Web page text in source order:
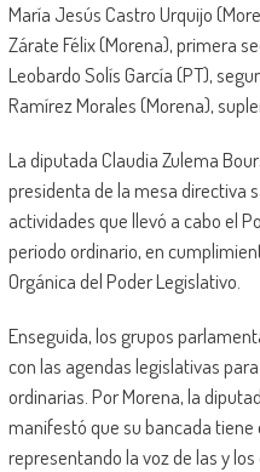
María Jesús Castro Urquijo
Zárate Félix (Morena), primera
Leobardo Solís García (PT),
Ramírez Morales (Morena),
La diputada Claudia Zulema
presidenta de la mesa directiva
actividades que llevó a cabo el
periodo ordinario, en
Orgánica del Poder Legislativo.
Enseguida, los grupos
con las agendas legislativas
ordinarias. Por Morena, la
manifestó que su bancada
representando la voz de las y